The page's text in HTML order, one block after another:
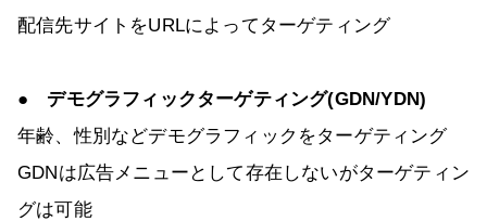
配信先サイトをURLによってターゲティング
● デモグラフィックターゲティング(GDN/YDN)
年齢、性別などデモグラフィックをターゲティング
GDNは広告メニューとして存在しないがターゲティン
グは可能